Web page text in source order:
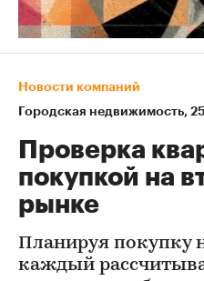
Новости компаний
Городская недвижимость⁠,
Проверка
покупкой на
рынке
Планируя покупку
каждый